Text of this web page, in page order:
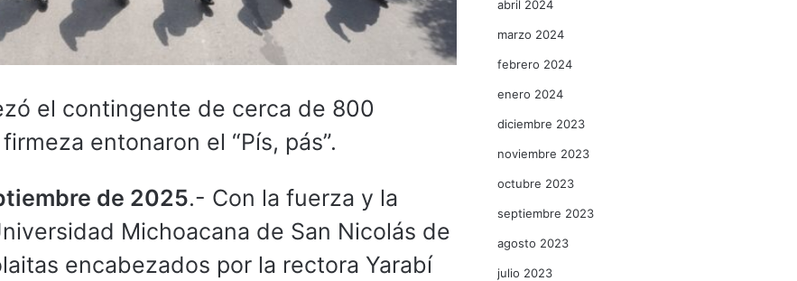
el contingente de cerca de 800
entonaron el “Pís, pás”.
de 2025.- Con la fuerza y la
Michoacana de San Nicolás de
encabezados por la rectora Yarabí
abril 2024
marzo 2024
febrero 2024
enero 2024
diciembre 2023
noviembre 2023
octubre 2023
septiembre 2023
agosto 2023
julio 2023